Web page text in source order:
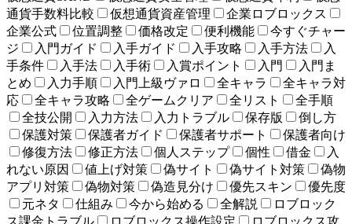
通貨手数料比較
仮想通貨資産管理
企業ロブロックス
企業公式
位置調整 価格改定 便利機能
今すぐチャー
ジ
入門ガイド 入手ガイド 入手攻略 入手方法
入
手条件
入手法 入手術 入賞ポイント 入門
入門ま
とめ
入力手順 入門上級ヴァロ 全キャラ
全キャラ対
応
全キャラ攻略 全ゲームクリア 全リスト
全手順
全技公開
入力方法 入力トラブル 保存版
倒し方
保護対策
保護者ガイド 保護者サポート
保護者向け
修復方法
修正方法 個人ステップ 個性 借金
入
れない原因
値上げ対策 偽サイト 偽サイト対策
偽物
アプリ対策
偽物対策 偽造見分け 優先スキン
優先度
元ネタ
仕組み 今から始める 全解説
ロブロック